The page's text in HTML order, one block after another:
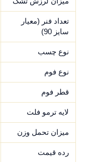
تعداد فنر (معیار
سایز 90)
نوع چسب
نوع فوم
قطر فوم
لایه ترمو فلت
میزان تحمل وزن
رده قیمت